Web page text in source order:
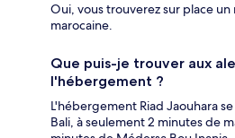
Oui, vous trouverez sur place un
marocaine.
Que puis-je trouver aux
l'hébergement ?
L'hébergement Riad Jaouhara
Bali, à seulement 2 minutes de